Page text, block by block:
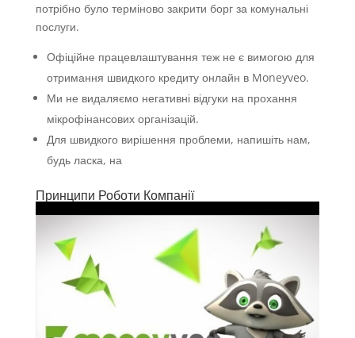
потрібно було терміново закрити борг за комунальні
послуги.
Офіційне працевлаштування теж не є вимогою для
отримання швидкого кредиту онлайн в Moneyveo.
Ми не видаляємо негативні відгуки на прохання
мікрофінансових організацій.
Для швидкого вирішення проблеми, напишіть нам,
будь ласка, на
Принципи Роботи Компанії